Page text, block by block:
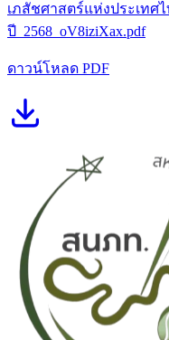
เภสัชศาสตร์แห่งประเทศ
ปี_2568_oV8iziXax.pdf
ดาวน์โหลด PDF